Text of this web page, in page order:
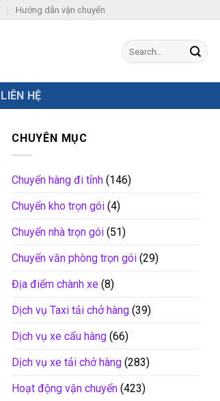
Hướng dẫn vận chuyển
LIÊN HỆ
CHUYÊN MỤC
Chuyển hàng đi tỉnh (146)
Chuyển kho trọn gói (4)
Chuyển nhà trọn gói (51)
Chuyển văn phòng trọn gói (29)
Địa điểm chành xe (8)
Dịch vụ Taxi tải chở hàng (39)
Dịch vụ xe cẩu hàng (66)
Dịch vụ xe tải chở hàng (283)
Hoạt động vận chuyển (423)